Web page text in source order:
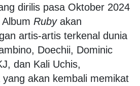
dirilis pasa Oktober 2024
Album Ruby akan
artis-artis terkenal dunia
Doechii, Dominic
dan Kali Uchis,
akan kembali memikat